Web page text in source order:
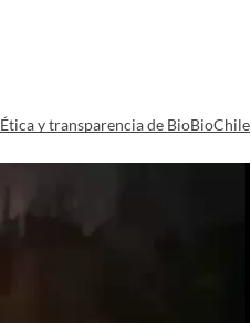
Ética y transparencia de BioBioChile